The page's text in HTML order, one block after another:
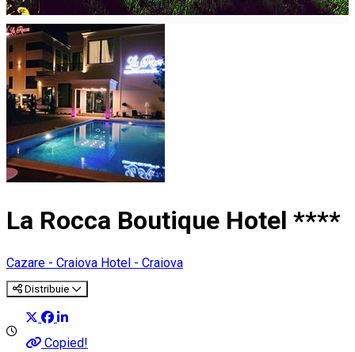
La Rocca Boutique Hotel ****
Cazare - Craiova Hotel - Craiova
Distribuie
Copied!